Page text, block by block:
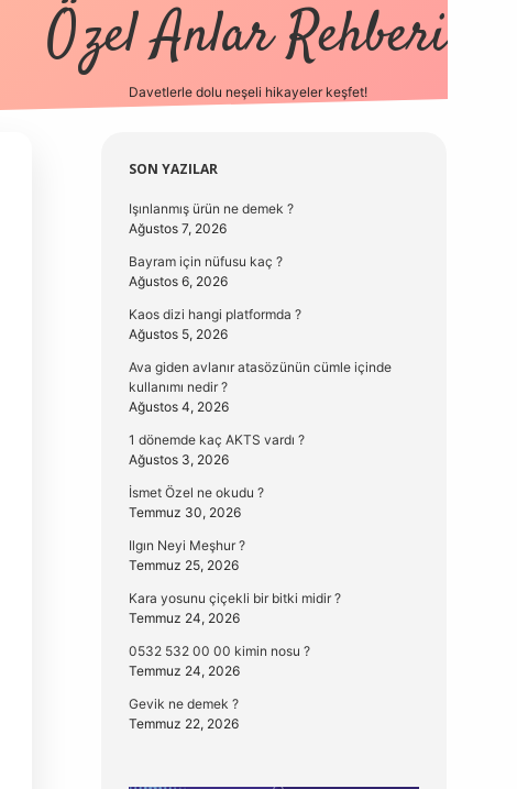
Özel Anlar Rehberi
Davetlerle dolu neşeli hikayeler keşfet!
Sidebar
SON YAZILAR
Işınlanmış ürün ne demek ?
Ağustos 7, 2026
Bayram için nüfusu kaç ?
Ağustos 6, 2026
Kaos dizi hangi platformda ?
Ağustos 5, 2026
Ava giden avlanır atasözünün cümle içinde
kullanımı nedir ?
Ağustos 4, 2026
1 dönemde kaç AKTS vardı ?
Ağustos 3, 2026
İsmet Özel ne okudu ?
Temmuz 30, 2026
Ilgın Neyi Meşhur ?
Temmuz 25, 2026
Kara yosunu çiçekli bir bitki midir ?
Temmuz 24, 2026
0532 532 00 00 kimin nosu ?
Temmuz 24, 2026
Gevik ne demek ?
Temmuz 22, 2026